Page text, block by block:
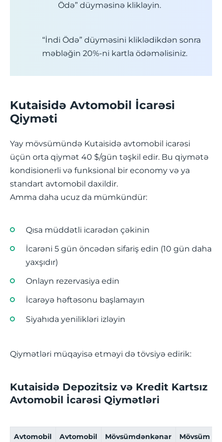
Ödə” düyməsinə klikləyin.
“İndi Ödə” düyməsini kliklədikdən sonra
məbləğin 20%-ni kartla ödəməlisiniz.
Kutaisidə Avtomobil İcarəsi
Qiyməti
Yay mövsümündə Kutaisidə avtomobil icarəsi
üçün orta qiymət 40 $/gün təşkil edir. Bu qiymətə
kondisionerli və funksional bir economy və ya
standart avtomobil daxildir.
Amma daha ucuz da mümkündür:
Qısa müddətli icarədən çəkinin
İcarəni 5 gün öncədən sifariş edin (10 gün daha
yaxşıdır)
Onlayn rezervasiya edin
İcarəyə həftəsonu başlamayın
Siyahıda yenilikləri izləyin
Qiymətləri müqayisə etməyi də tövsiyə edirik:
Kutaisidə Depozitsiz və Kredit Kartsız
Avtomobil İcarəsi Qiymətləri
Avtomobil
Avtomobil
Mövsümdənkənar
Mövsüm